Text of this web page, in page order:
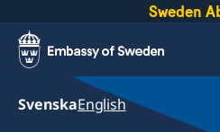
Sweden
SvenskaEnglish